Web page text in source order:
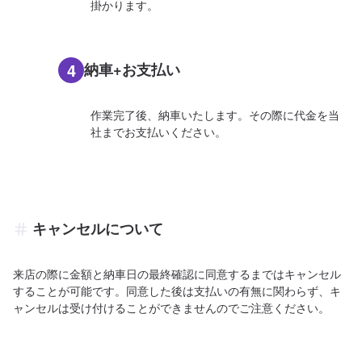
掛かります。
4 納車+お支払い
作業完了後、納車いたします。その際に代金を当
社までお支払いください。
キャンセルについて
来店の際に金額と納車日の最終確認に同意するまではキャンセル
することが可能です。同意した後は支払いの有無に関わらず、キ
ャンセルは受け付けることができませんのでご注意ください。